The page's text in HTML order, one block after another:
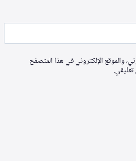
والموقع الإلكتروني في هذا المتصفح
تعليقي.